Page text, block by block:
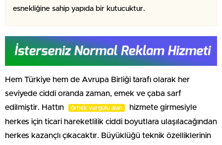
esnekliğine sahip yapıda bir kutucuktur.
Hem Türkiye hem de Avrupa Birliği tarafı olarak her
seviyede ciddi oranda zaman, emek ve çaba sarf
edilmiştir. Hattın
örnek vurgulu alan
hizmete girmesiyle
herkes için ticari hareketlilik ciddi boyutlara ulaşılacağından
herkes kazançlı çıkacaktır. Büyüklüğü teknik özelliklerinin